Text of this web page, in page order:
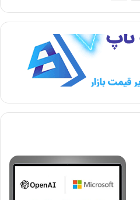
ح
ه
ی
ح
ه
ی